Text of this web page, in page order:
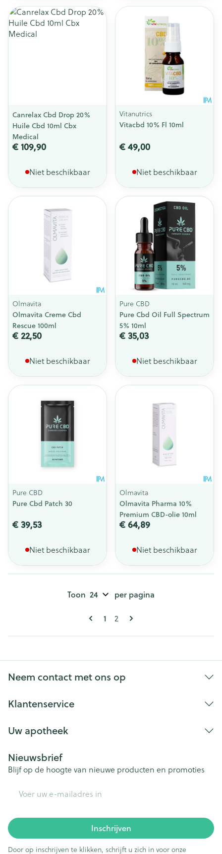
Canrelax Cbd Drop 20%
Huile Cbd 10ml Cbx
Medical
€ 109,90
Niet beschikbaar
Vitanutrics
Vitacbd 10% Fl 10ml
€ 49,00
Niet beschikbaar
Olmavita
Olmavita Creme Cbd
Rescue 100ml
€ 22,50
Niet beschikbaar
Pure CBD
Pure Cbd Oil Full Spectrum
5% 10ml
€ 35,03
Niet beschikbaar
Pure CBD
Pure Cbd Patch 30
€ 39,53
Niet beschikbaar
Olmavita
Olmavita Pharma 10%
Premium CBD-olie 10ml
€ 64,89
Niet beschikbaar
Pagina's
U lees momenteel pagina
1 Pagina
2
Toon per pagina
Neem contact met ons op
Klantenservice
Uw apotheek
Nieuwsbrief
Blijf op de hoogte van nieuwe producten en promoties
Inschrijven
Door op inschrijven te klikken, schrijft u zich in voor onze